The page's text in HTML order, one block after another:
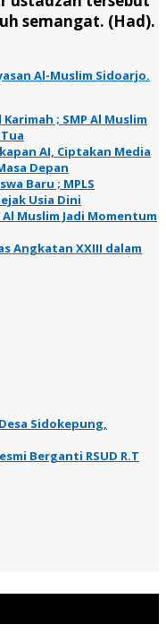
semangat. (Had).
Al-Muslim Sidoarjo.
; SMP Al Muslim
AI, Ciptakan Media
Depan
Baru ; MPLS
Usia Dini
Muslim Jadi Momentum
Angkatan XXIII dalam
Sidokepung,
Berganti RSUD R.T